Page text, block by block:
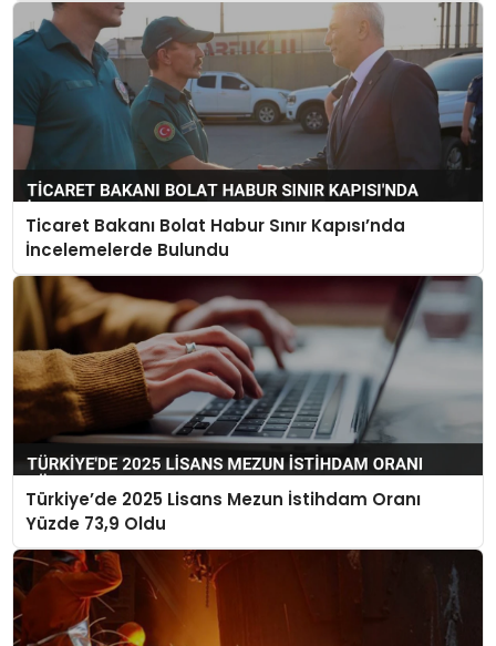
Ticaret Bakanı Bolat Habur Sınır Kapısı’nda
İncelemelerde Bulundu
Türkiye’de 2025 Lisans Mezun İstihdam Oranı
Yüzde 73,9 Oldu